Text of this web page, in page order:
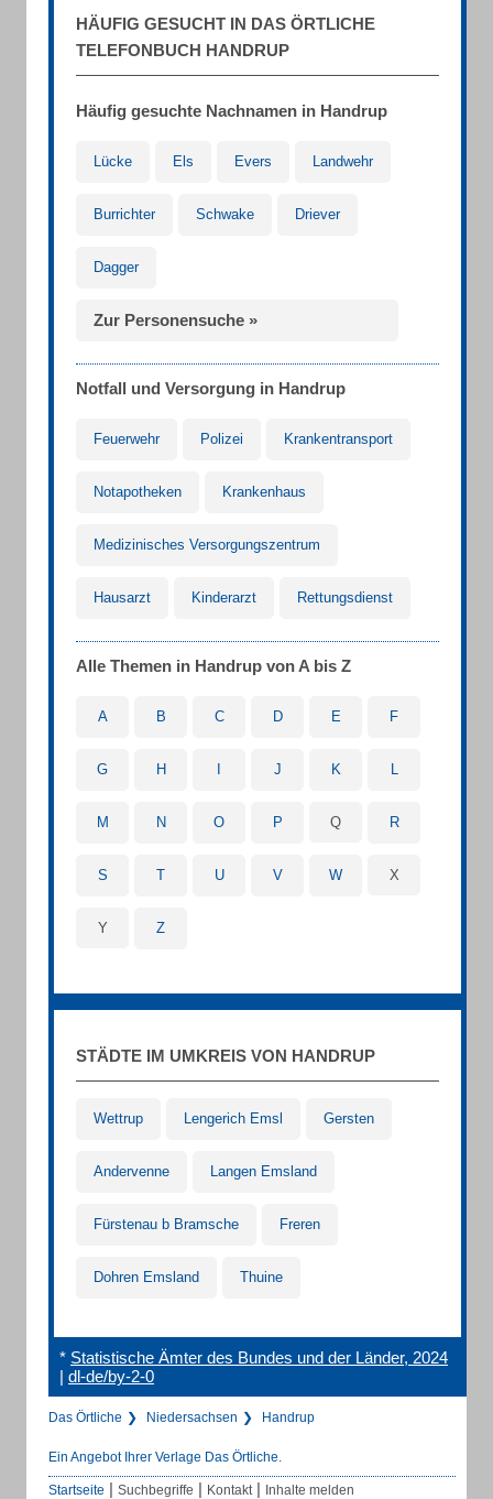
HÄUFIG GESUCHT IN DAS ÖRTLICHE
TELEFONBUCH HANDRUP
Häufig gesuchte Nachnamen in Handrup
Lücke Els Evers Landwehr
Burrichter Schwake Driever
Dagger
Zur Personensuche »
Notfall und Versorgung in Handrup
Feuerwehr Polizei Krankentransport
Notapotheken Krankenhaus
Medizinisches Versorgungszentrum
Hausarzt Kinderarzt Rettungsdienst
Alle Themen in Handrup von A bis Z
A B C D E F
G H J K L
M N O P Q R
S T U V W X
Y Z
STÄDTE IM UMKREIS VON HANDRUP
Wettrup Lengerich Emsl Gersten
Andervenne Langen Emsland
Fürstenau b Bramsche Freren
Dohren Emsland Thuine
* Statistische Ämter des Bundes und der Länder, 2024
| dl-de/by-2-0
Das Örtliche Niedersachsen Handrup
Ein Angebot Ihrer Verlage Das Örtliche.
Startseite | Suchbegriffe | Kontakt | Inhalte melden